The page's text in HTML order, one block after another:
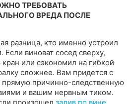
ТРЕБОВАТЬ
ВРЕДА ПОСЛЕ
разница, кто именно устроил
Если виноват сосед сверху,
или сэкономил на гибкой
сложнее. Вам придется с
прямую причинно-следственную
и вашим нервным тиком.